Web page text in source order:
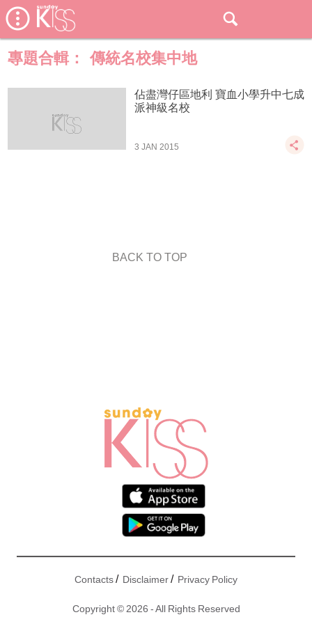
專題合輯： 傳統名校集中地
佔盡灣仔區地利 寶血小學升中七成
派神級名校
3 JAN 2015
BACK TO TOP
Contacts/ Disclaimer/ Privacy Policy
Copyright © 2026 - All Rights Reserved